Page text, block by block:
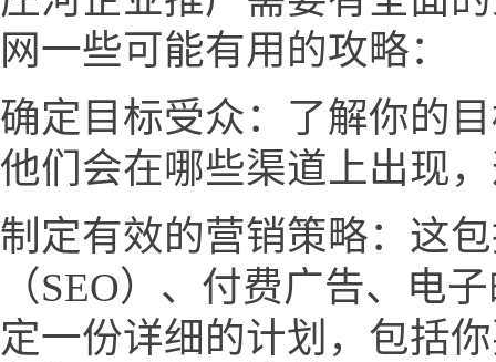
网一些可能有用的攻略：
确定目标受众：了解你的
他们会在哪些渠道上出现
制定有效的营销策略：这
（SEO）、付费广告、电
定一份详细的计划，包括